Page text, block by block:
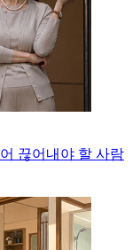
끊어내야 할 사람